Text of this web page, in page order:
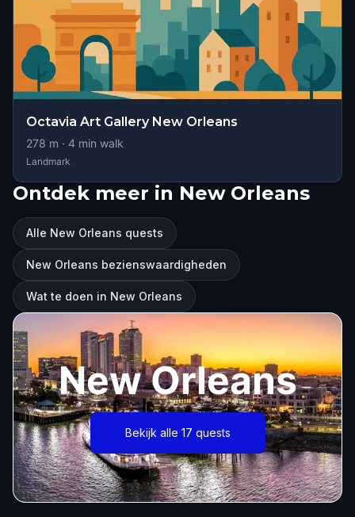
Octavia Art Gallery New Orleans
278 m · 4 min walk
Landmark
Ontdek meer in New Orleans
Alle New Orleans quests
New Orleans bezienswaardigheden
Wat te doen in New Orleans
New Orleans
Bekijk alle 17 quests